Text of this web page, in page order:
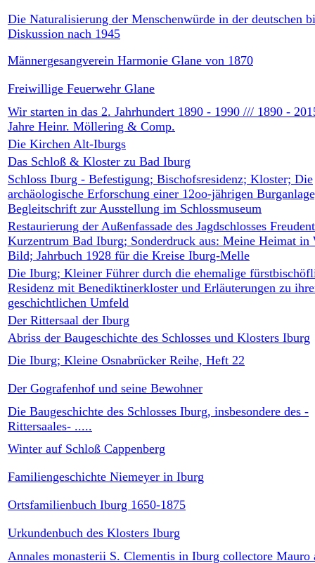
Die Naturalisierung der Menschenwürde in der deutschen
Diskussion nach 1945
Männergesangverein Harmonie Glane von 1870
Freiwillige Feuerwehr Glane
Wir starten in das 2. Jahrhundert 1890 - 1990 /// 1890 -
Jahre Heinr. Möllering & Comp.
Die Kirchen Alt-Iburgs
Das Schloß & Kloster zu Bad Iburg
Schloss Iburg - Befestigung; Bischofsresidenz; Kloster; Die
archäologische Erforschung einer 12oo-jährigen
Begleitschrift zur Ausstellung im Schlossmuseum
Restaurierung der Außenfassade des Jagdschlosses
Kurzentrum Bad Iburg; Sonderdruck aus: Meine Heimat in
Bild; Jahrbuch 1928 für die Kreise Iburg-Melle
Die Iburg; Kleiner Führer durch die ehemalige
Residenz mit Benediktinerkloster und Erläuterungen zu
geschichtlichen Umfeld
Der Rittersaal der Iburg
Abriss der Baugeschichte des Schlosses und Klosters Iburg
Die Iburg; Kleine Osnabrücker Reihe, Heft 22
Der Gografenhof und seine Bewohner
Die Baugeschichte des Schlosses Iburg, insbesondere des -
Rittersaales- .....
Winter auf Schloß Cappenberg
Familiengeschichte Niemeyer in Iburg
Ortsfamilienbuch Iburg 1650-1875
Urkundenbuch des Klosters Iburg
Annales monasterii S. Clementis in Iburg collectore Mauro